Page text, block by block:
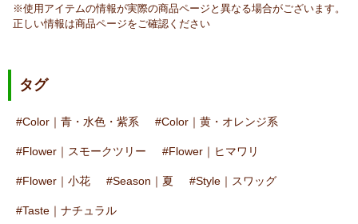
※使用アイテムの情報が実際の商品ページと異なる場合がございます。
正しい情報は商品ページをご確認ください
タグ
Color｜青・水色・紫系 Color｜黄・オレンジ系
Flower｜スモークツリー Flower｜ヒマワリ
Flower｜小花 Season｜夏 Style｜スワッグ
Taste｜ナチュラル